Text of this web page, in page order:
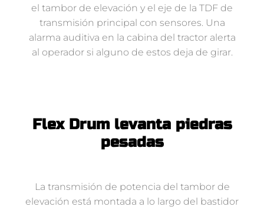
el tambor de elevación y el eje de la TDF de
transmisión principal con sensores. Una
alarma auditiva en la cabina del tractor alerta
al operador si alguno de estos deja de girar.
Flex Drum levanta piedras
pesadas
La transmisión de potencia del tambor de
elevación está montada a lo largo del bastidor